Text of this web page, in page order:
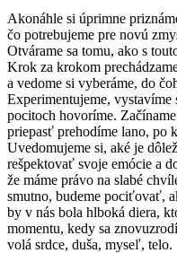
Akonáhle si úprimne
čo potrebujeme pre novú
Otvárame sa tomu, ako s
Krok za krokom
a vedome si vyberáme, do
Experimentujeme,
pocitoch hovoríme.
priepasť prehodíme lano, po
Uvedomujeme si, aké je
rešpektovať svoje emócie a
že máme právo na slabé
smutno, budeme pociťovať,
by v nás bola hlboká diera,
momentu, kedy sa
volá srdce, duša, myseľ, telo.